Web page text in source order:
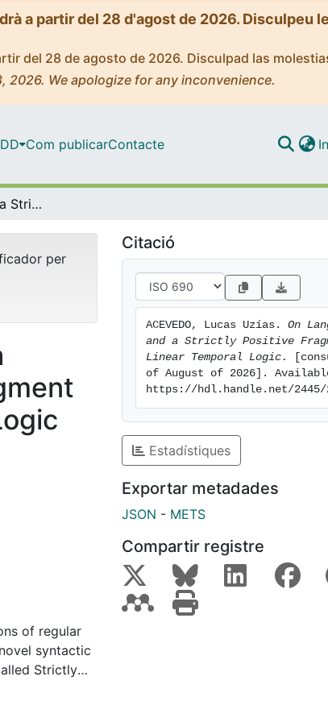
a partir del 28 d'agost de 2026. Disculpeu
del 28 de agosto de 2026. Disculpad las
We apologize for any inconvenience.
Com publicarContacte
On Languages and a Strictly Positive Fragment of Linear Temporal Logic
per
of regular
syntactic
Strictly
by the
Citació
ACEVEDO, Lucas Uzías. On
and a Strictly Positive
Linear Temporal Logic.
of August of 2026].
https://hdl.handle.net/2445/
Estadístiques
Exportar metadades
JSON - METS
Compartir registre